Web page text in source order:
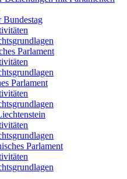
Bundestag
Parlament
Parlament
Parlament